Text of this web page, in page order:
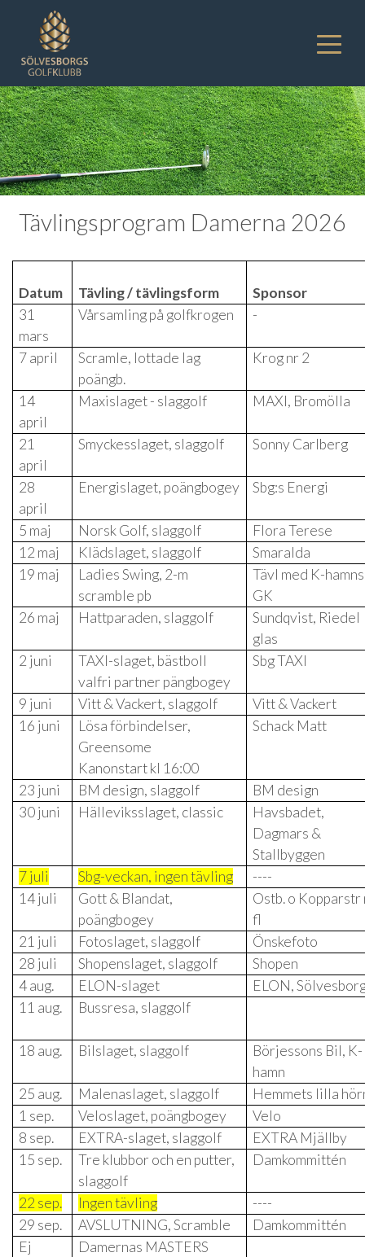
Tävlingsprogram Damerna 2026
Datum Tävling / tävlingsform
Sponsor
31
mars
Vårsamling på golfkrogen -
7 april
Scramle, lottade lag
poängb.
Krog nr 2
14
april
Maxislaget - slaggolf MAXI, Bromölla
21
april
Smyckesslaget, slaggolf Sonny Carlberg
28
april
Energislaget, poängbogey Sbg:s Energi
5 maj Norsk Golf, slaggolf
Flora Terese
12 maj
Klädslaget, slaggolf
Smaralda
19 maj
Ladies Swing, 2-m
scramble pb
Tävl med K-hamns
GK
26 maj
Hattparaden, slaggolf
Sundqvist, Riedel
glas
2 juni
TAXI-slaget, bästboll
valfri partner pängbogey
Sbg TAXI
9 juni Vitt & Vackert, slaggolf
Vitt & Vackert
16 juni
Lösa förbindelser,
Greensome
Kanonstart kl 16:00
Schack Matt
23 juni BM design, slaggolf
BM design
30 juni
Hälleviksslaget, classic
Havsbadet,
Dagmars &
Stallbyggen
7 juli
Sbg-veckan, ingen tävling
----
14 juli
Gott & Blandat,
poängbogey
Ostb. o Kopparstr
fl
21 juli
Fotoslaget, slaggolf
Önskefoto
28 juli
Shopenslaget, slaggolf
Shopen
4 aug.
ELON-slaget
ELON,
11 aug.
Bussresa, slaggolf
18 aug. Bilslaget, slaggolf
Börjessons Bil, K-
hamn
25 aug.
Malenaslaget, slaggolf
Hemmets lilla
1 sep.
Veloslaget, poängbogey
Velo
8 sep.
EXTRA-slaget, slaggolf
EXTRA Mjällby
15 sep.
Tre klubbor och en putter,
slaggolf
Damkommittén
22 sep. Ingen tävling
----
29 sep.
AVSLUTNING, Scramble
Damkommittén
Ej
Damernas MASTERS